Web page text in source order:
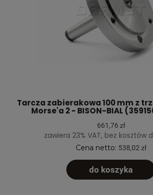
Tarcza zabierakowa 100 mm z
Morse'a 2 - BISON-BIAL
661,76 zł
zawiera 23% VAT, bez kosztów
Cena netto: 538,02 zł
do koszyka